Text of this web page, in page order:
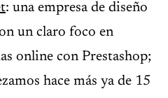
: una empresa de diseño
un claro foco en
online con Prestashop;
hace más ya de 15